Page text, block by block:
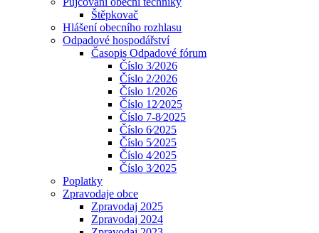
Štěpkovač
Hlášení obecního rozhlasu
Odpadové hospodářství
Časopis Odpadové fórum
Číslo 3/2026
Číslo 2/2026
Číslo 1/2026
Číslo 12⁄2025
Číslo 7-8⁄2025
Číslo 6⁄2025
Číslo 5⁄2025
Číslo 4⁄2025
Číslo 3⁄2025
Poplatky
Zpravodaje obce
Zpravodaj 2025
Zpravodaj 2024